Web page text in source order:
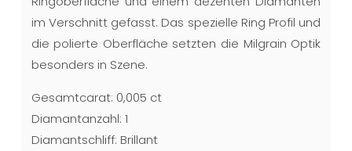
im Verschnitt gefasst. Das spezielle Ring Profil und
die polierte Oberfläche setzten die Milgrain Optik
besonders in Szene.
Gesamtcarat: 0,005 ct
Diamantanzahl: 1
Diamantschliff: Brillant